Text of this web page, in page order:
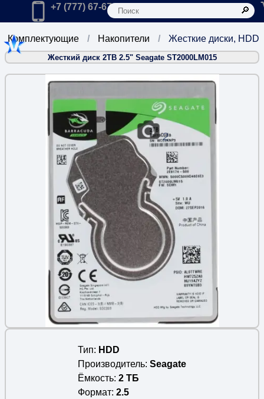
Главная
Позвонить в компанию по телефону:
+7 (777) 67-67-666
Жесткие диски, HDD
Накопители
Комплектующие
Жесткий диск 2TB 2.5" Seagate ST2000LM015
Тип
HDD
Производитель Seagate
Ёмкость 2 ТБ
Формат 2.5